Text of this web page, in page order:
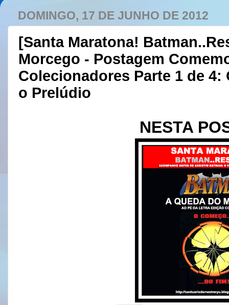
DOMINGO, 17 DE JUNHO DE 2012
[Santa Maratona!
Morcego - Postagem
Colecionadores Parte 1 de 4:
o Prelúdio
NESTA